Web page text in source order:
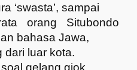
‘swasta’, sampai
orang Situbondo
bahasa Jawa,
dari luar kota.
gelang giok